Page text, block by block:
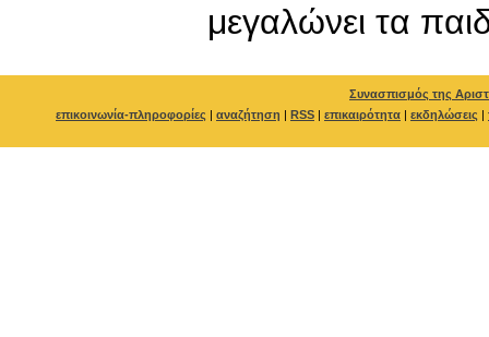
μεγαλώνει τα
Συνασπισμός της
επικοινωνία-πληροφορίες | αναζήτηση | RSS | επικαιρότητα | εκδηλώσεις |